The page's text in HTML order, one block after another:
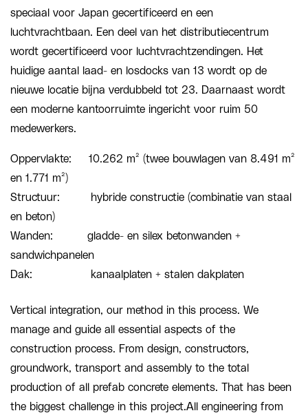
speciaal voor Japan gecertificeerd en een
luchtvrachtbaan. Een deel van het distributiecentrum
wordt gecertificeerd voor luchtvrachtzendingen. Het
huidige aantal laad- en losdocks van 13 wordt op de
nieuwe locatie bijna verdubbeld tot 23. Daarnaast wordt
een moderne kantoorruimte ingericht voor ruim 50
medewerkers.
Oppervlakte: 10.262 m² (twee bouwlagen van 8.491 m²
en 1.771 m²)
Structuur: hybride constructie (combinatie van staal
en beton)
Wanden: gladde- en silex betonwanden +
sandwichpanelen
Dak: kanaalplaten + stalen dakplaten
Vertical integration, our method in this process. We
manage and guide all essential aspects of the
construction process. From design, constructors,
groundwork, transport and assembly to the total
production of all prefab concrete elements. That has been
the biggest challenge in this project.All engineering from